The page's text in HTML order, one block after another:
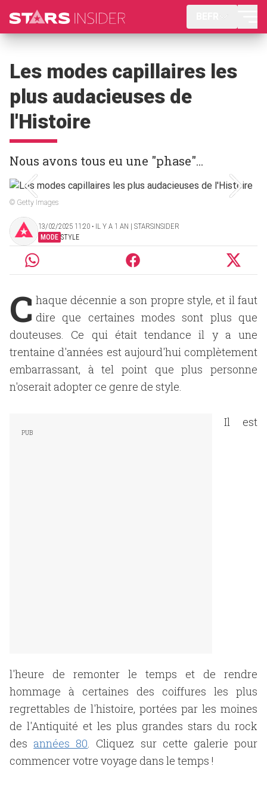
Les modes capillaires les
plus audacieuses de
l'Histoire
Nous avons tous eu une "phase"...
© Getty Images
13/02/2025 11:20 ‧ IL Y A 1 AN | STARSINSIDER
MODE STYLE
C haque décennie a son propre style, et il faut
dire que certaines modes sont plus que
douteuses. Ce qui était tendance il y a une
trentaine d'années est aujourd'hui complètement
embarrassant, à tel point que plus personne
n'oserait adopter ce genre de style.
Il est
l'heure de remonter le temps et de rendre
hommage à certaines des coiffures les plus
regrettables de l'histoire, portées par les moines
de l'Antiquité et les plus grandes stars du rock
desannées 80. Cliquez sur cette galerie pour
commencer votre voyage dans le temps !